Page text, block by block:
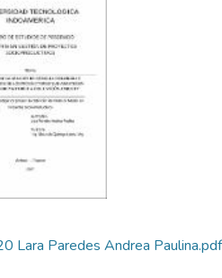
Lara Paredes Andrea Paulina.pdf